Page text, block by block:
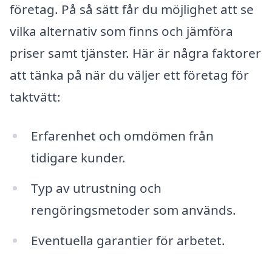
företag. På så sätt får du möjlighet att se
vilka alternativ som finns och jämföra
priser samt tjänster. Här är några faktorer
att tänka på när du väljer ett företag för
taktvätt:
Erfarenhet och omdömen från
tidigare kunder.
Typ av utrustning och
rengöringsmetoder som används.
Eventuella garantier för arbetet.